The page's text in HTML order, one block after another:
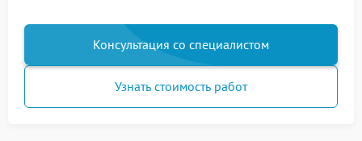
Консультация со специалистом
Узнать стоимость работ